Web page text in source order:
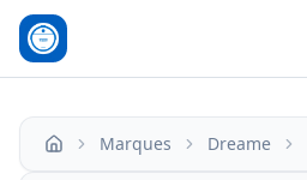
Accueil Marques Dreame